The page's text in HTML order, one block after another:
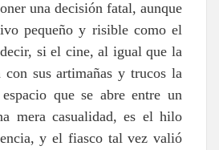
una decisión fatal, aunque
pequeño y risible como el
si el cine, al igual que la
con sus artimañas y trucos la
que se abre entre un
mera casualidad, es el hilo
y el fiasco tal vez valió